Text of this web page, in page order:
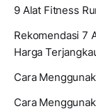
9 Alat Fitness
Rekomendasi 7
Harga
Cara
Cara